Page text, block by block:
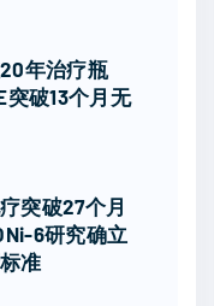
年治疗瓶
突破13个月无
突破27个月
6研究确立
准